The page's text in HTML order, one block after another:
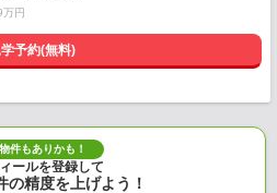
円
学予約(無料)
件もありかも！
ールを登録して
の精度を上げよう！